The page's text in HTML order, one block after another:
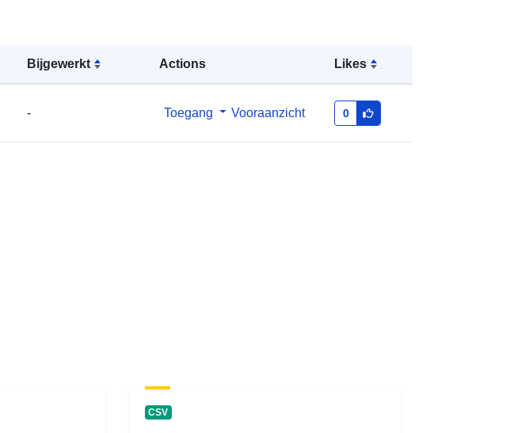
Bijgewerkt Actions Likes
- Toegang Vooraanzicht 0
CSV